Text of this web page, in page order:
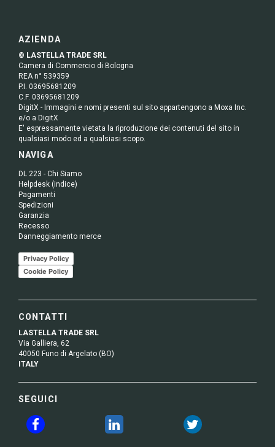
AZIENDA
© LASTELLA TRADE SRL
Camera di Commercio di Bologna
REA n° 539359
P.I. 03695681209
C.F. 03695681209
DigitX - Immagini e nomi presenti sul sito appartengono a Moxa Inc.
e/o a DigitX
E' espressamente vietata la riproduzione dei contenuti del sito in
qualsiasi modo ed a qualsiasi scopo.
NAVIGA
DL 223 - Chi Siamo
Helpdesk (indice)
Pagamenti
Spedizioni
Garanzia
Recesso
Danneggiamento merce
Privacy Policy
Cookie Policy
CONTATTI
LASTELLA TRADE SRL
Via Galliera, 62
40050 Funo di Argelato (BO)
ITALY
SEGUICI